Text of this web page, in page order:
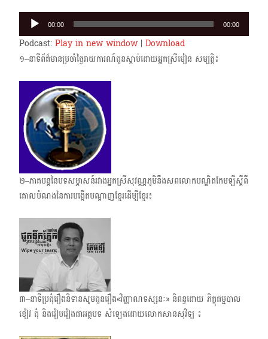
Audio
Player
00:00 00:00
Podcast: Play in new window| Download
១–នាទីព័ត៌មានប្រចាំថ្ងៃរាយការណ៍ជូនស្តាប់ដោយអ្នកស្រីមៀន សម្បត្តិ៖
២–ភាគបន្តនៃបទសម្ភាសន៍រវាងអ្នកស្រីសុវណ្ណភូមិនឹងសពលោកបណ្ឌិតកែមឡីស្តីពី
គោលបំណងនៃ​ការបង្កើត​បណ្តាញខ្មែរដើម្បីខ្មែរ៖
៣–នាទីប្រជុំរឿងនិទានសូមជូនរឿង«វិញ្ញាណទស្សនៈ» និពន្ធដោយ ភិក្ខុធម្មបាល
ខៀវ ជុំ និងរៀបរៀងជាអត្ថបទ សំឡេងដោយលោកសានសុវិទ្យ ៖